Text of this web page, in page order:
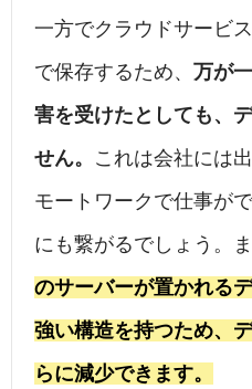
一方でクラウドサービ
で保存するため、 万が
害を受けたとしても、
せん。 これは会社には
モートワークで仕事が
にも繋がるでしょう。ま
のサーバーが置かれる
強い構造を持つため、
らに減少できます。